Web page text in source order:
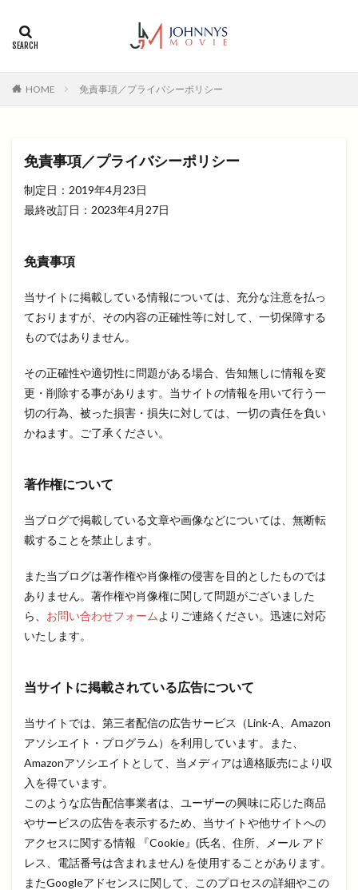
HOME 免責事項／プライバシーポリシー
免責事項／プライバシーポリシー
制定日：2019年4月23日
最終改訂日：2023年4月27日
免責事項
当サイトに掲載している情報については、充分な注意を払っ
ておりますが、その内容の正確性等に対して、一切保障する
ものではありません。
その正確性や適切性に問題がある場合、告知無しに情報を変
更・削除する事があります。当サイトの情報を用いて行う一
切の行為、被った損害・損失に対しては、一切の責任を負い
かねます。ご了承ください。
著作権について
当ブログで掲載している文章や画像などについては、無断転
載することを禁止します。
また当ブログは著作権や肖像権の侵害を目的としたものでは
ありません。著作権や肖像権に関して問題がございました
ら、 お問い合わせフォーム よりご連絡ください。迅速に対応
いたします。
当サイトに掲載されている広告について
当サイトでは、第三者配信の広告サービス（Link-A、Amazon
アソシエイト・プログラム）を利用しています。また、
Amazonアソシエイトとして、当メディアは適格販売により収
入を得ています。
このような広告配信事業者は、ユーザーの興味に応じた商品
やサービスの広告を表示するため、当サイトや他サイトへの
アクセスに関する情報 『Cookie』(氏名、住所、メール アド
レス、電話番号は含まれません) を使用することがあります。
またGoogleアドセンスに関して、このプロセスの詳細やこの
2018年
2019年
アニメ映画
コメディ
動画無料視聴
無料視聴動画
青春